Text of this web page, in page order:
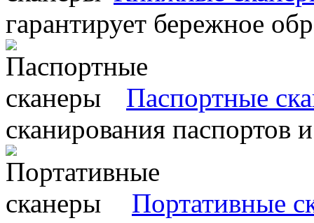
гарантирует бережное
Паспортные
сканирования паспортов
Портативные